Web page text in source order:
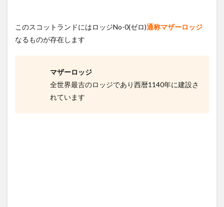
このスコットランドにはロッジNo-0(ゼロ)通称マザーロッジ
なるものが存在します
マザーロッジ
全世界最古のロッジであり西暦1140年に建設さ
れています